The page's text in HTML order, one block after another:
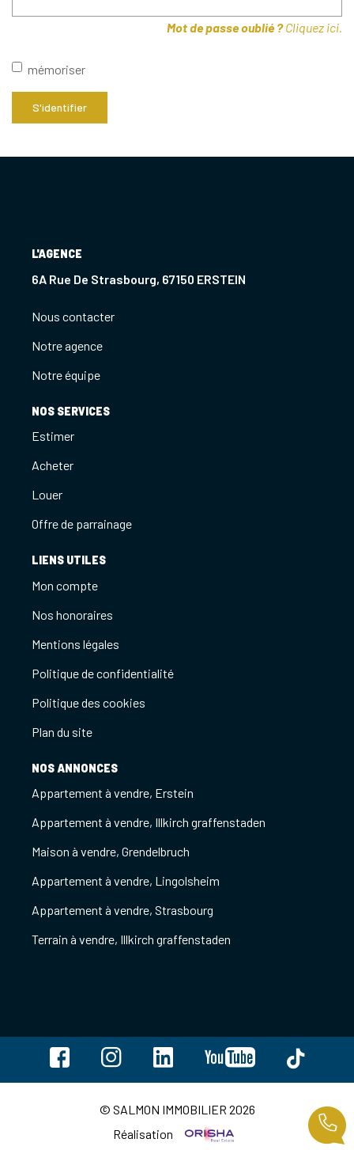
Mot de passe oublié ?Cliquez ici.
mémoriser
S'identifier
L'AGENCE
6A Rue De Strasbourg, 67150 ERSTEIN
Nous contacter
Notre agence
Notre équipe
NOS SERVICES
Estimer
Acheter
Louer
Offre de parrainage
LIENS UTILES
Mon compte
Nos honoraires
Mentions légales
Politique de confidentialité
Politique des cookies
Plan du site
NOS ANNONCES
Appartement à vendre, Erstein
Appartement à vendre, Illkirch graffenstaden
Maison à vendre, Grendelbruch
Appartement à vendre, Lingolsheim
Appartement à vendre, Strasbourg
Terrain à vendre, Illkirch graffenstaden
© SALMON IMMOBILIER 2026
Réalisation